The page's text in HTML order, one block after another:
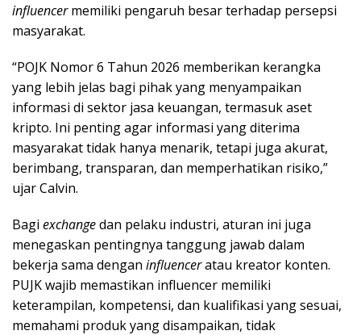
influencermemiliki pengaruh besar terhadap persepsi
masyarakat.
“POJK Nomor 6 Tahun 2026 memberikan kerangka
yang lebih jelas bagi pihak yang menyampaikan
informasi di sektor jasa keuangan, termasuk aset
kripto. Ini penting agar informasi yang diterima
masyarakat tidak hanya menarik, tetapi juga akurat,
berimbang, transparan, dan memperhatikan risiko,”
ujar Calvin.
Bagi exchangedan pelaku industri, aturan ini juga
menegaskan pentingnya tanggung jawab dalam
bekerja sama dengan influenceratau kreator konten.
PUJK wajib memastikan influencer memiliki
keterampilan, kompetensi, dan kualifikasi yang sesuai,
memahami produk yang disampaikan, tidak